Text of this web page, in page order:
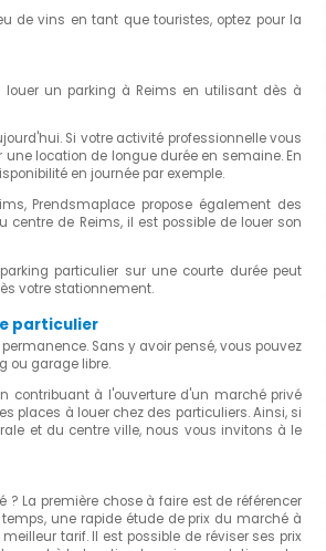
de vins en tant que touristes, optez pour la
un parking à Reims en utilisant dès à
Si votre activité professionnelle vous
location de longue durée en semaine. En
en journée par exemple.
Prendsmaplace propose également des
de Reims, il est possible de louer son
particulier sur une courte durée peut
votre stationnement.
particulier
Sans y avoir pensé, vous pouvez
ou garage libre.
contribuant à l'ouverture d'un marché privé
places à louer chez des particuliers. Ainsi, si
et du centre ville, nous vous invitons à le
La première chose à faire est de référencer
une rapide étude de prix du marché à
tarif. Il est possible de réviser ses prix